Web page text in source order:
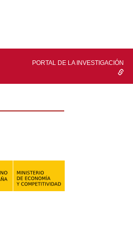
PORTAL DE LA INVESTIGACIÓN